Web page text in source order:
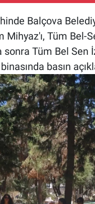
Balçova
Mihyaz'ı, Tüm Bel-
Tüm Bel Sen
basın